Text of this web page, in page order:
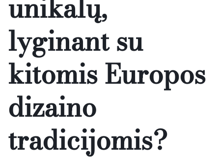
lyginant su
kitomis Europos
dizaino
tradicijomis?